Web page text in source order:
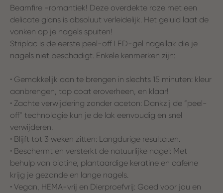
Beamfire -romantiek! Deze overdekte roze met een
delicate glans is absoluut verleidelijk. Het geluid laat de
vonken op je nagels spuiten!
Striplac is de eerste peel-off LED-gel nagellak die je
nagels niet beschadigt. Enkele kenmerken zijn:
• Gemakkelijk aan te brengen in slechts 15 minuten: kleur
aanbrengen, top coat eroverheen, en klaar!
• Zachte verwijdering zonder aceton: Dankzij de “peel-
off” technologie kun je de lak eenvoudig en snel
verwijderen.
• Blijft tot 3 weken zitten: Langdurige resultaten.
• Beschermt en versterkt de natuurlijke nagel: Met
behulp van biotine, plantaardige keratine en cafeïne
krijg je gezonde en lange nagels.
• Vegan, HEMA-vrij en Dierproefvrij: Goed voor jou en